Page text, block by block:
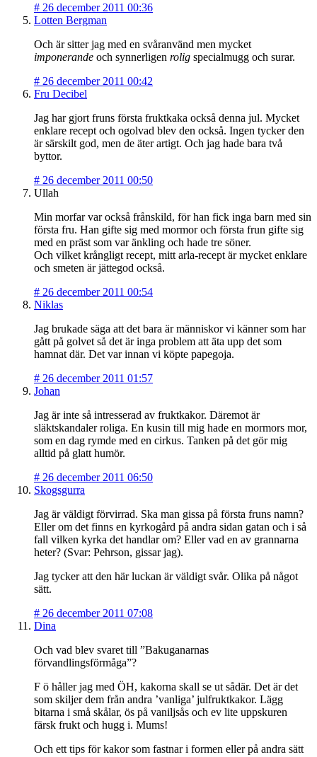
# 26 december 2011 00:36
Lotten Bergman
Och är sitter jag med en svåranvänd men mycket
imponerande och synnerligen rolig specialmugg och surar.
# 26 december 2011 00:42
Fru Decibel
Jag har gjort fruns första fruktkaka också denna jul. Mycket
enklare recept och ogolvad blev den också. Ingen tycker den
är särskilt god, men de äter artigt. Och jag hade bara två
byttor.
# 26 december 2011 00:50
Ullah
Min morfar var också frånskild, för han fick inga barn med sin
första fru. Han gifte sig med mormor och första frun gifte sig
med en präst som var änkling och hade tre söner.
Och vilket krångligt recept, mitt arla-recept är mycket enklare
och smeten är jättegod också.
# 26 december 2011 00:54
Niklas
Jag brukade säga att det bara är människor vi känner som har
gått på golvet så det är inga problem att äta upp det som
hamnat där. Det var innan vi köpte papegoja.
# 26 december 2011 01:57
Johan
Jag är inte så intresserad av fruktkakor. Däremot är
släktskandaler roliga. En kusin till mig hade en mormors mor,
som en dag rymde med en cirkus. Tanken på det gör mig
alltid på glatt humör.
# 26 december 2011 06:50
Skogsgurra
Jag är väldigt förvirrad. Ska man gissa på första fruns namn?
Eller om det finns en kyrkogård på andra sidan gatan och i så
fall vilken kyrka det handlar om? Eller vad en av grannarna
heter? (Svar: Pehrson, gissar jag).
Jag tycker att den här luckan är väldigt svår. Olika på något
sätt.
# 26 december 2011 07:08
Dina
Och vad blev svaret till ”Bakuganarnas
förvandlingsförmåga”?
F ö håller jag med ÖH, kakorna skall se ut sådär. Det är det
som skiljer dem från andra ’vanliga’ julfruktkakor. Lägg
bitarna i små skålar, ös på vaniljsås och ev lite uppskuren
färsk frukt och hugg i. Mums!
Och ett tips för kakor som fastnar i formen eller på andra sätt